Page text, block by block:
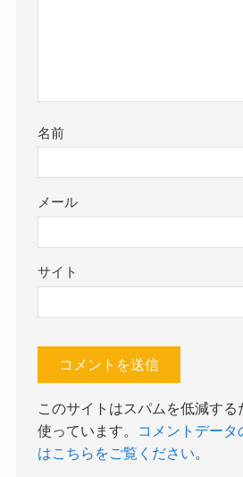
名前
メール
サイト
このサイトはスパムを低減する
使っています。
コメントデータ
はこちらをご覧ください。